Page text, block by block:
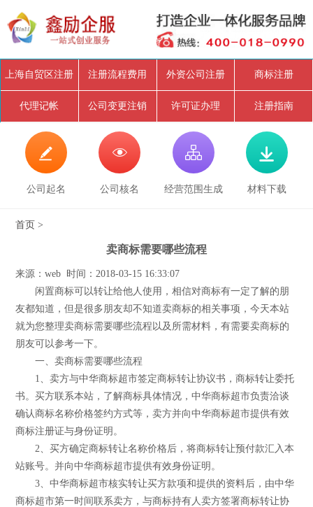
上海自贸区注册 注册流程费用 外资公司注册 商标注册
代理记帐 公司变更注销 许可证办理 注册指南

公司起名

公司核名

经营范围生成

材料下载
首页 >
卖商标需要哪些流程
来源：web 时间：2018-03-15 16:33:07
闲置商标可以转让给他人使用，相信对商标有一定了解的朋
友都知道，但是很多朋友却不知道卖商标的相关事项，今天本站
就为您整理卖商标需要哪些流程以及所需材料，有需要卖商标的
朋友可以参考一下。
一、卖商标需要哪些流程
1、卖方与中华商标超市签定商标转让协议书，商标转让委托
书。买方联系本站，了解商标具体情况，中华商标超市负责洽谈
确认商标名称价格签约方式等，卖方并向中华商标超市提供有效
商标注册证与身份证明。
2、买方确定商标转让名称价格后，将商标转让预付款汇入本
站账号。并向中华商标超市提供有效身份证明。
3、中华商标超市核实转让买方款项和提供的资料后，由中华
商标超市第一时间联系卖方，与商标持有人卖方签署商标转让协